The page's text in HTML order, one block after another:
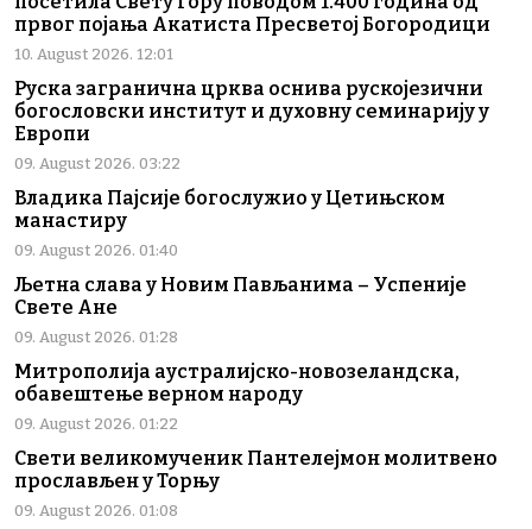
првог појања Акатиста Пресветој Богородици
10. August 2026. 12:01
Руска загранична црква оснива рускојезични
богословски институт и духовну семинарију у
Европи
09. August 2026. 03:22
Владика Пајсије богослужио у Цетињском
манастиру
09. August 2026. 01:40
Љетна слава у Новим Пављанима – Успеније
Свете Ане
09. August 2026. 01:28
Митрополија аустралијско-новозеландска,
обавештење верном народу
09. August 2026. 01:22
Свети великомученик Пантелејмон молитвено
прослављен у Торњу
09. August 2026. 01:08